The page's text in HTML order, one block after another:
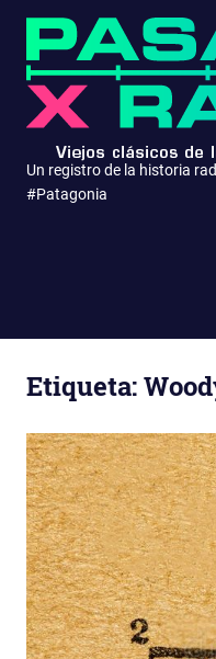
Saltar
contenido
Un registro de la historia
#Patagonia
Etiqueta: